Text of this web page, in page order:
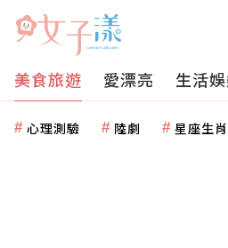
美食旅遊 愛漂亮 生活
心理測驗 陸劇 星座生肖